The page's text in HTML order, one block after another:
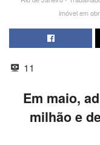
imóvel em
11
Em maio,
milhão e